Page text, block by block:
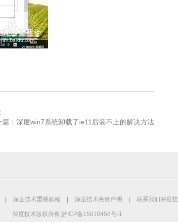
： 深度win7系统卸载了ie11后装不上的解决方法
深度技术重装教程 深度技术免责声明 联系我们深度
深度技术版权所有 黔ICP备15010458号-1